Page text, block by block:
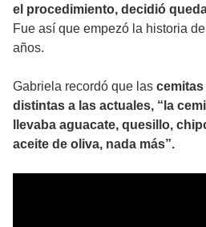
el procedimiento, decidió
Fue así que empezó la historia
años.
Gabriela recordó que las
distintas a las actuales, “la
llevaba aguacate, quesillo,
aceite de oliva, nada más”.